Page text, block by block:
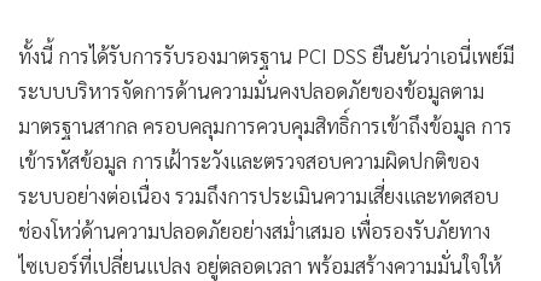
ทั้งนี้ การได้รับการรับรองมาตรฐาน PCI DSS ยืนยันว่าเอนี่เพย์มี
ระบบบริหารจัดการด้านความมั่นคงปลอดภัยของข้อมูลตาม
มาตรฐานสากล ครอบคลุมการควบคุมสิทธิ์การเข้าถึงข้อมูล การ
เข้ารหัสข้อมูล การเฝ้าระวังและตรวจสอบความผิดปกติของ
ระบบอย่างต่อเนื่อง รวมถึงการประเมินความเสี่ยงและทดสอบ
ช่องโหว่ด้านความปลอดภัยอย่างสม่ำเสมอ เพื่อรองรับภัยทาง
ไซเบอร์ที่เปลี่ยนแปลง อยู่ตลอดเวลา พร้อมสร้างความมั่นใจให้